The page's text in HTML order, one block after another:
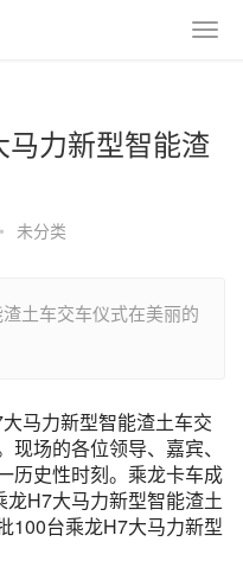
力新型智能渣
• 未分类
土车交车仪式在美丽的
马力新型智能渣土车交
场的各位领导、嘉宾、
历史性时刻。乘龙卡车成
H7大马力新型智能渣土
100台乘龙H7大马力新型